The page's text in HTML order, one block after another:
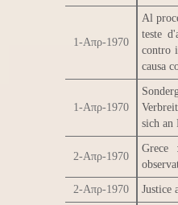
1-Απρ-1970
Al
teste
contro
causa
1-Απρ-1970
sich an
2-Απρ-1970
Grece
2-Απρ-1970 Justice